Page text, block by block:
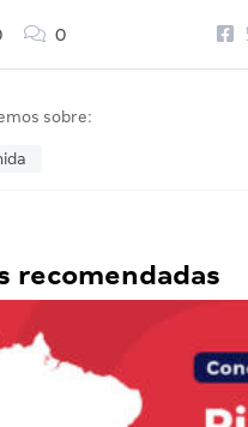
0
sobre:
recomendadas